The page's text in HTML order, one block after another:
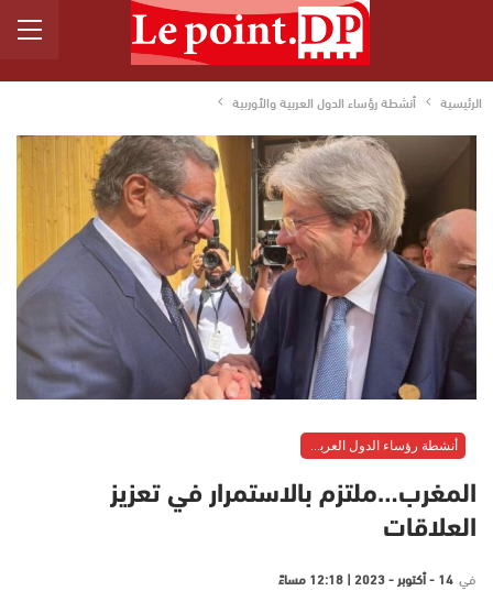
الرئيسية أنشطة رؤساء الدول العربية والأوربية
المغرب…ملتزم بالاستمرار في تعزيز
العلاقات
في 14 - أكتوبر - 2023 | 12:18 مساءً